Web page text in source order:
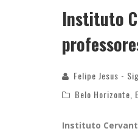
Instituto
Felipe Jesus -
Belo Horizonte
Instituto